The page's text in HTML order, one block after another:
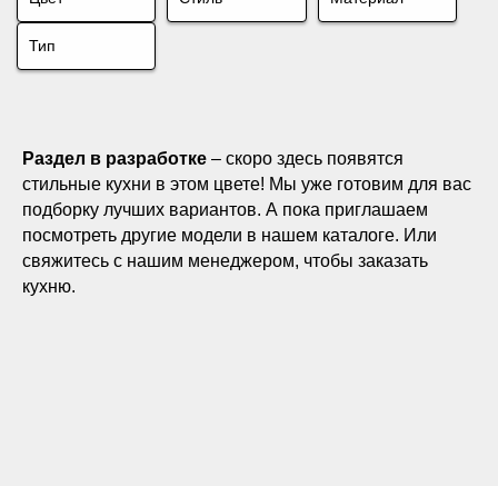
Тип
Раздел в разработке – скоро здесь появятся
стильные кухни в этом цвете! Мы уже готовим для вас
подборку лучших вариантов. А пока приглашаем
посмотреть другие модели в нашем каталоге. Или
свяжитесь с нашим менеджером, чтобы заказать
кухню.